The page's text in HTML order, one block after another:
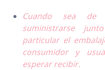
Cuando sea de
suministrarse
particular el
consumidor y
esperar recibir.